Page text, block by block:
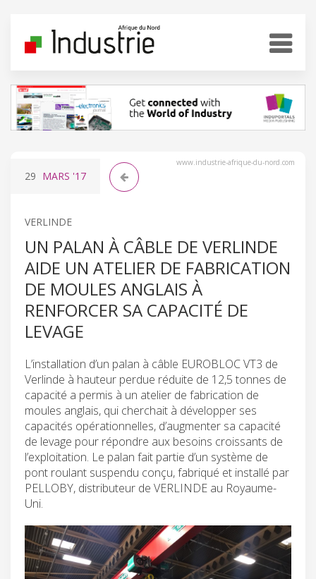
www.industrie-afrique-du-nord.com
29 MARS '17
VERLINDE
UN PALAN À CÂBLE DE VERLINDE
AIDE UN ATELIER DE FABRICATION
DE MOULES ANGLAIS À
RENFORCER SA CAPACITÉ DE
LEVAGE
L’installation d’un palan à câble EUROBLOC VT3 de
Verlinde à hauteur perdue réduite de 12,5 tonnes de
capacité a permis à un atelier de fabrication de
moules anglais, qui cherchait à développer ses
capacités opérationnelles, d’augmenter sa capacité
de levage pour répondre aux besoins croissants de
l’exploitation. Le palan fait partie d’un système de
pont roulant suspendu conçu, fabriqué et installé par
PELLOBY, distributeur de VERLINDE au Royaume-
Uni.